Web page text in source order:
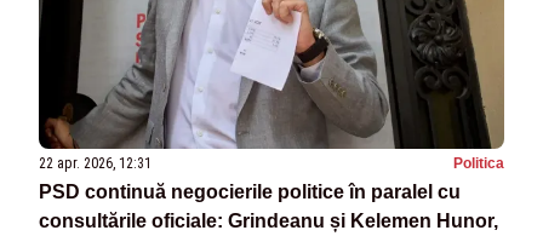
22 apr. 2026, 12:31 Politica
PSD continuă negocierile politice în paralel cu
consultările oficiale: Grindeanu și Kelemen Hunor,